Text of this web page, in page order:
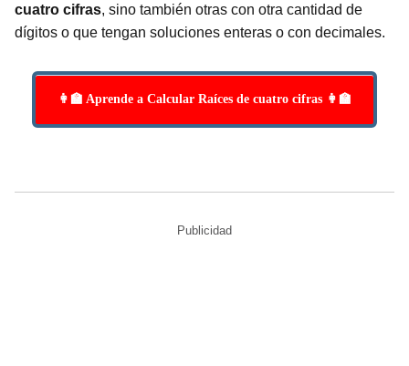
cuatro cifras, sino también otras con otra cantidad de
dígitos o que tengan soluciones enteras o con decimales.
👩‍🏫 Aprende a Calcular Raíces de cuatro cifras 👩‍🏫
Publicidad